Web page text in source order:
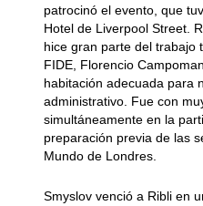
patrocinó el evento, que
Hotel de Liverpool Street.
hice gran parte del trabajo
FIDE, Florencio
habitación adecuada para
administrativo. Fue con
simultáneamente en la
preparación previa de las
Mundo de Londres.
Smyslov venció a Ribli en